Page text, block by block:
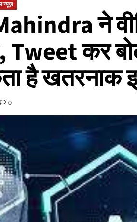
न्यूज़
ने
Tweet कर
है खतरनाक
0